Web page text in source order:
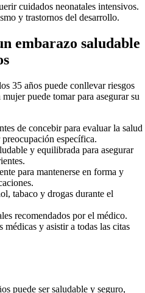
cuidados neonatales intensivos.
y trastornos del desarrollo.
embarazo saludable
35 años puede conllevar riesgos
puede tomar para asegurar su
de concebir para evaluar la salud
específica.
y equilibrada para asegurar
para mantenerse en forma y
tabaco y drogas durante el
recomendados por el médico.
médicas y asistir a todas las citas
puede ser saludable y seguro,